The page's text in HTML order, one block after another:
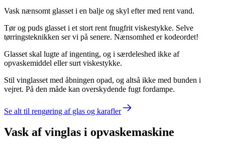
Vask nænsomt glasset i en balje og skyl efter med rent vand.
Tør og puds glasset i et stort rent fnugfrit viskestykke. Selve
tørringsteknikken ser vi på senere. Nænsomhed er kodeordet!
Glasset skal lugte af ingenting, og i særdeleshed ikke af
opvaskemiddel eller surt viskestykke.
Stil vinglasset med åbningen opad, og altså ikke med bunden i
vejret. På den måde kan overskydende fugt fordampe.
Se alt til rengøring af glas og karafler
Vask af vinglas i opvaskemaskine